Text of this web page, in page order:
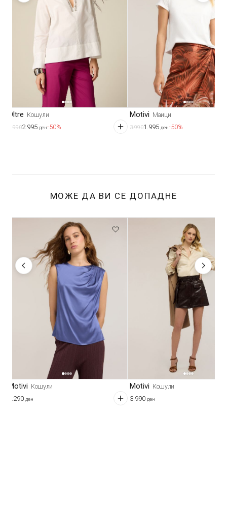
Oltre Кошули
5.9902.995 ден-50%
Motivi Маици
3.9901.995 ден-50%
МОЖЕ ДА ВИ СЕ ДОПАДНЕ
Motivi Кошули
3.290 ден
Motivi Кошули
3.990 ден